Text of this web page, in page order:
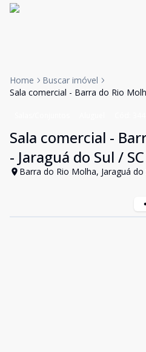
Home
Buscar imóvel
Sala comercial - Barra do Rio
Sala comercial -
- Jaraguá do Sul / SC
Barra do Rio Molha, Jaraguá do